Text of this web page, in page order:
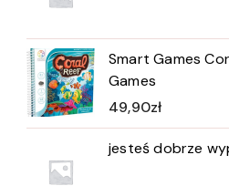
Smart Games
Games
49,90zł
jesteś dobrze